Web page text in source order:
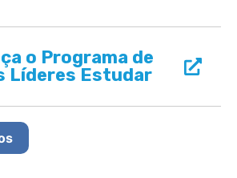
o Programa de
Líderes Estudar